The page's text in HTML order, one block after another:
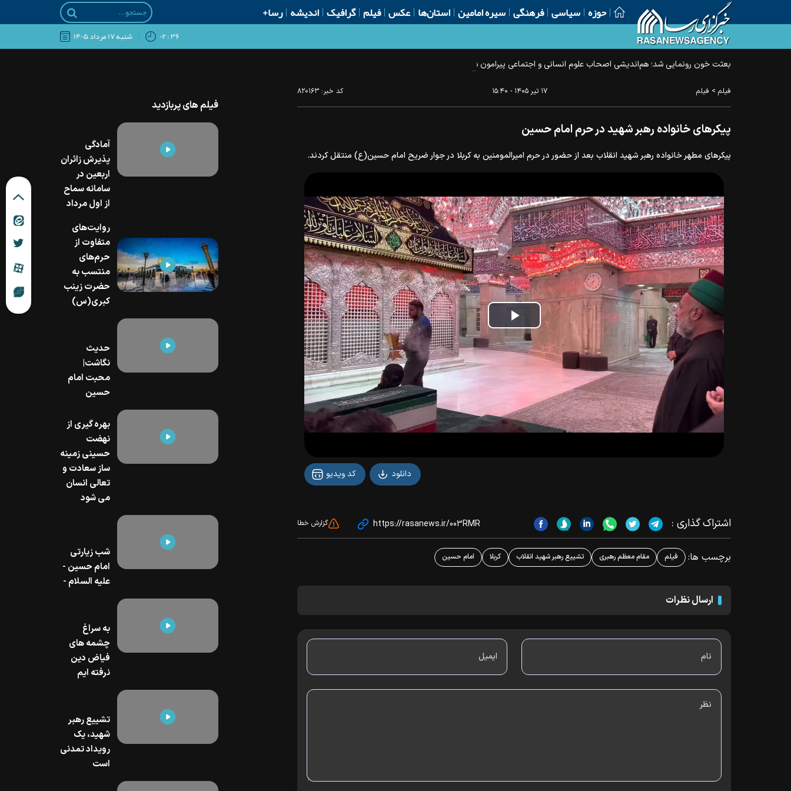
حوزه سیاسی فرهنگی سیره امامین استان‌ها عکس فیلم گرافیک اندیشه رسا+
۳۶ : ۰۲ شنبه ۱۷ مرداد ۱۴۰۵
بعثت خون رونمایی شد؛ هم‌اندیشی اصحاب علوم انسانی و اجتماعی پیرامون شهادت امام خامنه‌ای
فیلم > فیلم ۱۷ تير ۱۴۰۵ - ۱۵:۴۰ کد خبر: ۸۲۰۱۶۳
پیکرهای خانواده رهبر شهید در حرم امام حسین
پیکرهای مطهر خانواده رهبر شهید انقلاب بعد از حضور در حرم امیرالمومنین به کربلا در جوار ضریح امام حسین(ع) منتقل کردند.
Play
Video
کد ویدیو دانلود
اشتراک گذاری : https://rasanews.ir/003RMR گزارش خطا
برچسب ها: فیلم مقام معظم رهبری تشییع رهبر شهید انقلاب کربلا امام حسین
ارسال نظرات
فیلم های پربازدید
آمادگي
پذيرش زائران
اربعين در
سامانه سماح
از اول مرداد
روایت‌های
متفاوت از
حرم‌های
منتسب به
حضرت زینب
کبری(س)
حدیث
نگاشت|
محبت امام
حسین
بهره گیری از
نهضت
حسینی زمینه
ساز سعادت و
تعالی انسان
می شود
شب زیارتی
امام حسین -
علیه السلام -
به سراغ
چشمه هاي
فياض دين
نرفته ايم
تشییع رهبر
شهید، یک
رویداد تمدنی
است